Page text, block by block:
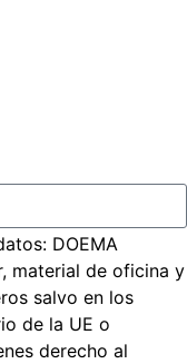
DOEMA
material de oficina y
salvo en los
de la UE o
derecho al